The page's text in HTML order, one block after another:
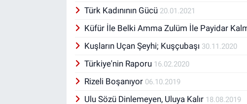
Türk Kadınının Gücü 20.01.2021
Küfür İle Belki Amma Zulüm İle Payidar
Kuşların Uçan Şeyhi; Kuşçubaşı 30.11.2020
Türkiye'nin Raporu 16.02.2020
Rizeli Boşanıyor 06.10.2019
Ulu Sözü Dinlemeyen, Uluya Kalır 18.08.2019